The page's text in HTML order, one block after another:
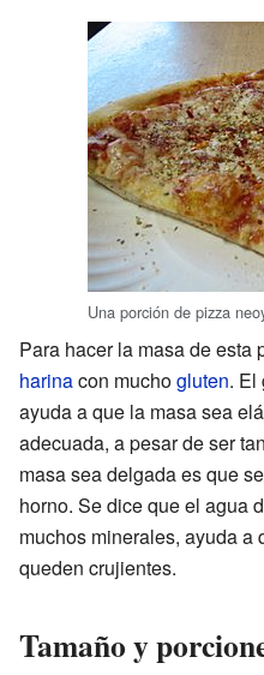
Una porción de pizza
Para hacer la masa de esta
harinacon muchogluten. El
ayuda a que la masa sea
adecuada, a pesar de ser
masa sea delgada es que
horno. Se dice que el agua
muchos minerales, ayuda a
queden crujientes.
Tamaño y